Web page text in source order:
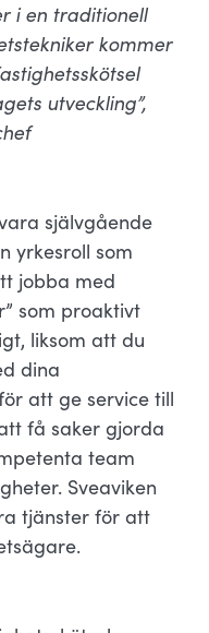
i en traditionell
kommer
utveckling”,
självgående
yrkesroll som
jobba med
som proaktivt
liksom att du
dina
att ge service till
få saker gjorda
team
Sveaviken
tjänster för att